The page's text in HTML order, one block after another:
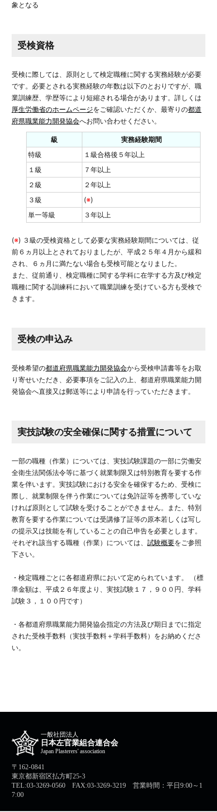
象となる
受検資格
受検に際しては、原則として検定職種に関する実務経験が必要
です。必要とされる実務経験の年数は以下のとおりですが、職
業訓練歴、学歴等により短縮される場合があります。詳しくは
厚生労働省のホームページをご確認いただくか、最寄りの都道
府県職業能力開発協会へお問い合わせください。
級
実務経験期間
特級
１級合格後５年以上
１級
７年以上
２級
２年以上
３級
(※)
単一等級
３年以上
(※) ３級の受検資格として必要な実務経験期間については、従
前６ヵ月以上とされておりましたが、平成２５年４月から緩和
され、６ヵ月に満たない場合も受検可能となりました。
また、従前通り、検定職種に関する学科に在学する方及び検定
職種に関する訓練科において職業訓練を受けている方も受検で
きます。
受検の申込み
受検希望の都道府県職業能力開発協会から受検申請書等をお取
り寄せいただき、必要事項をご記入の上、都道府県職業能力開
発協会へ直接又は郵送等により申請を行っていただきます。
実技試験の安全確保に関する措置について
一部の職種（作業）については、実技試験課題の一部に労働安
全衛生法関係法令等に基づく就業制限又は特別教育を要する作
業を伴います。実技試験における安全を確保するため、受検に
際し、就業制限を伴う作業については免許証等を携帯していな
ければ原則として試験を受けることができません。また、特別
教育を要する作業については受講修了証等の原本若しくは写し
の提示又は技能を有していることの自己申告を必要とします。
それぞれ該当する職種（作業）については、 試験概要をご参照
下さい。
・検定職種ごとに各都道府県において定められています。 （標
準金額は、平成２６年度より、実技試験１７，９００円、学科
試験３，１００円です）
・各都道府県職業能力開発協会指定の方法及び期日までに指定
された受検手数料（実技手数料＋学科手数料）をお納めくださ
い。
一般社団法人
日本左官業組合連合会
Japan Plasterers' association
〒162-0841
東京都新宿区払方町25-3
TEL:03-3269-0560 FAX:03-3269-3219 営業時間：平日9:00～1
7:00